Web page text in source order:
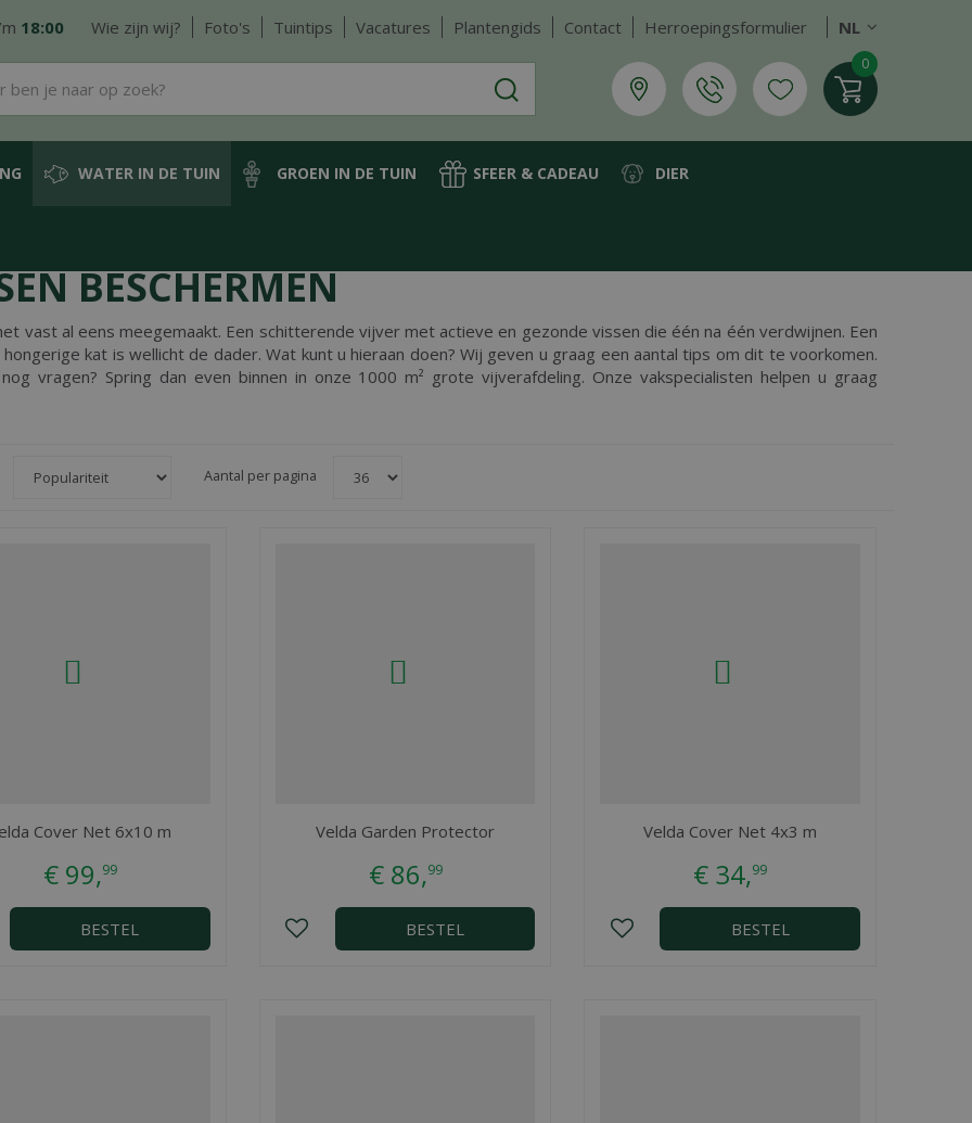
18:00 Wie zijn wij? Foto's Tuintips Vacatures Plantengids Contact Herroepingsformulier NL
WATER IN DE TUIN GROEN IN DE TUIN SFEER & CADEAU DIER
BESCHERMEN
vast al eens meegemaakt. Een schitterende vijver met actieve en gezonde vissen die één na één verdwijnen. Een
kat is wellicht de dader. Wat kunt u hieraan doen? Wij geven u graag een aantal tips om dit te voorkomen.
vragen? Spring dan even binnen in onze 1000 m² grote vijverafdeling. Onze vakspecialisten helpen u graag
Aantal per pagina
Cover Net 6x10 m
€ 99,99
BESTEL
Velda Garden Protector
€ 86,99
BESTEL
Velda Cover Net 4x3 m
€ 34,99
BESTEL